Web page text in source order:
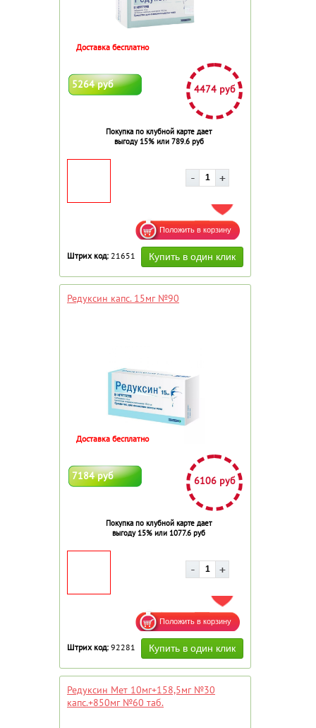
5264 руб 4474 руб
Покупка по клубной карте дает
выгоду 15% или 789.6 руб
Доставка бесплатно
ДОБАВИТЬ В ИЗБРАННОЕ
Штрих код: 21651
Редуксин капс. 15мг №90
7184 руб 6106 руб
Покупка по клубной карте дает
выгоду 15% или 1077.6 руб
Доставка бесплатно
ДОБАВИТЬ В ИЗБРАННОЕ
Штрих код: 92281
Редуксин Мет 10мг+158,5мг №30
капс.+850мг №60 таб.